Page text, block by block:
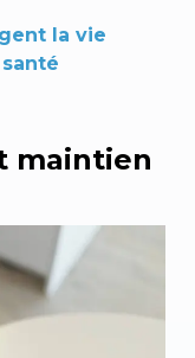
la vie
maintien